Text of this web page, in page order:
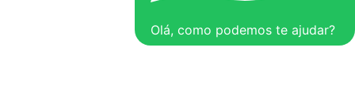
Olá, como podemos te ajudar?